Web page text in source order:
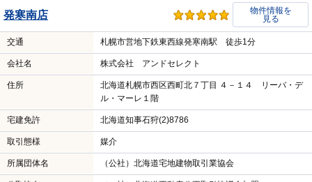
発寒南店
物件情報を
見る
交通 札幌市営地下鉄東西線発寒南駅 徒歩1分
会社名 株式会社 アンドセレクト
住所
北海道札幌市西区西町北７丁目 ４－１４ リーバ・デ
ル・マーレ１階
宅建免許 北海道知事石狩(2)8786
取引態様 媒介
所属団体名 （公社）北海道宅地建物取引業協会